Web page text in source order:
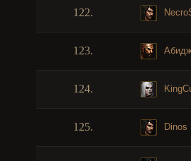
122.
123.
124.
125. Dinos